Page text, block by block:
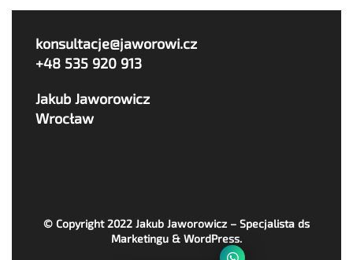
konsultacje@jaworowi.cz
+48 535 920 913
Jakub Jaworowicz
Wrocław
© Copyright 2022 Jakub Jaworowicz – Specjalista ds
Marketingu & WordPress.